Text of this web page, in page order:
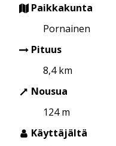
Paikkakunta
Pornainen
Pituus
8,4 km
Nousua
124 m
Käyttäjältä